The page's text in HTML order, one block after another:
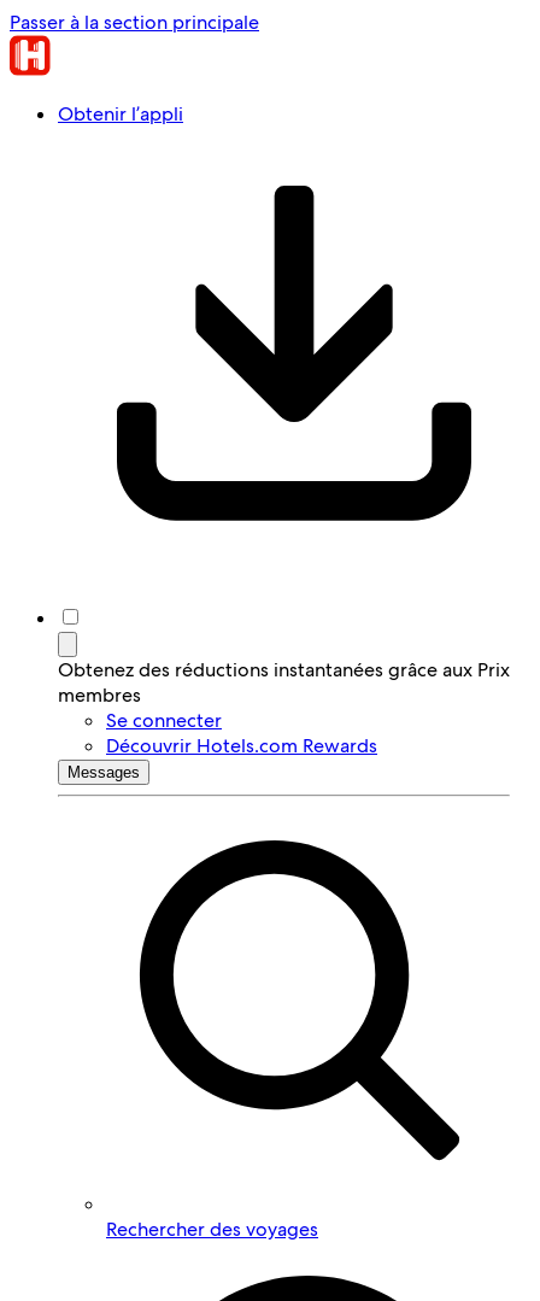
Passer à la section principale
Obtenir l’appli
Obtenez des réductions instantanées grâce aux Prix
membres
Se connecter
Découvrir Hotels.com Rewards
Messages
Rechercher des voyages